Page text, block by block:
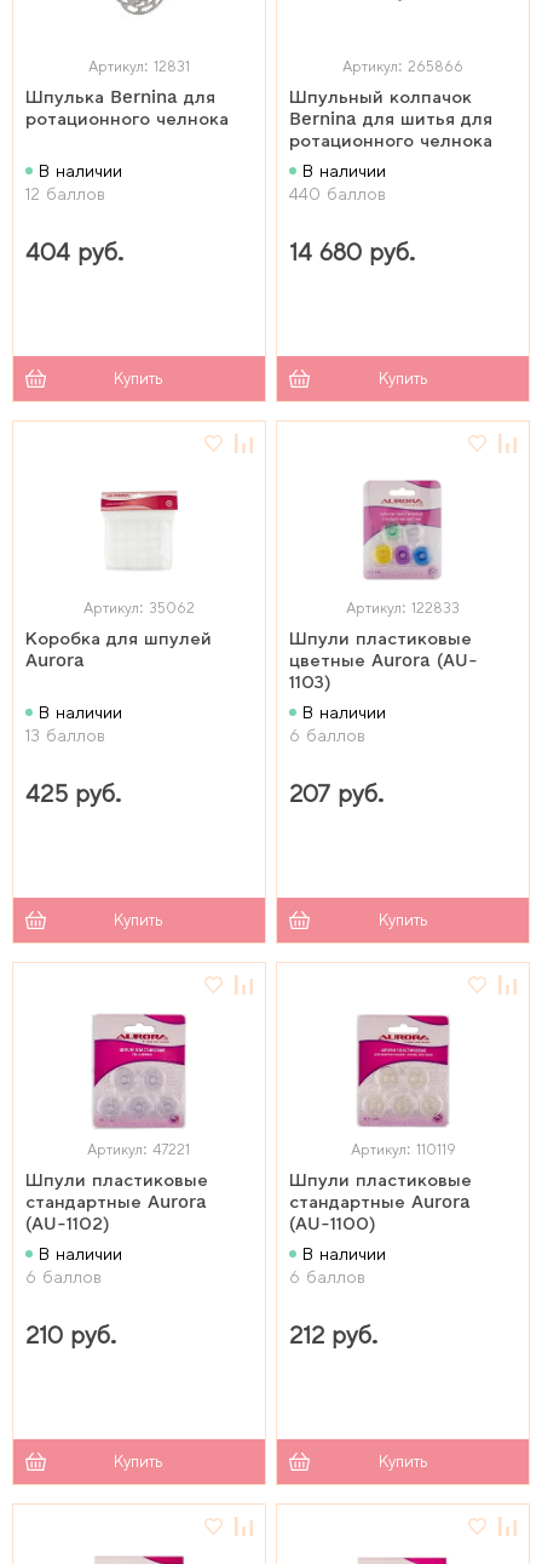
Артикул: 12831
Шпулька Bernina для
ротационного челнока
В наличии
12 баллов
404 руб.
Купить
Артикул: 265866
Шпульный колпачок
Bernina для шитья для
ротационного челнока
В наличии
440 баллов
14 680 руб.
Купить
Артикул: 35062
Коробка для шпулей
Aurora
В наличии
13 баллов
425 руб.
Купить
Артикул: 122833
Шпули пластиковые
цветные Aurora (AU-
1103)
В наличии
6 баллов
207 руб.
Купить
Артикул: 47221
Шпули пластиковые
стандартные Aurora
(AU-1102)
В наличии
6 баллов
210 руб.
Купить
Артикул: 110119
Шпули пластиковые
стандартные Aurora
(AU-1100)
В наличии
6 баллов
212 руб.
Купить